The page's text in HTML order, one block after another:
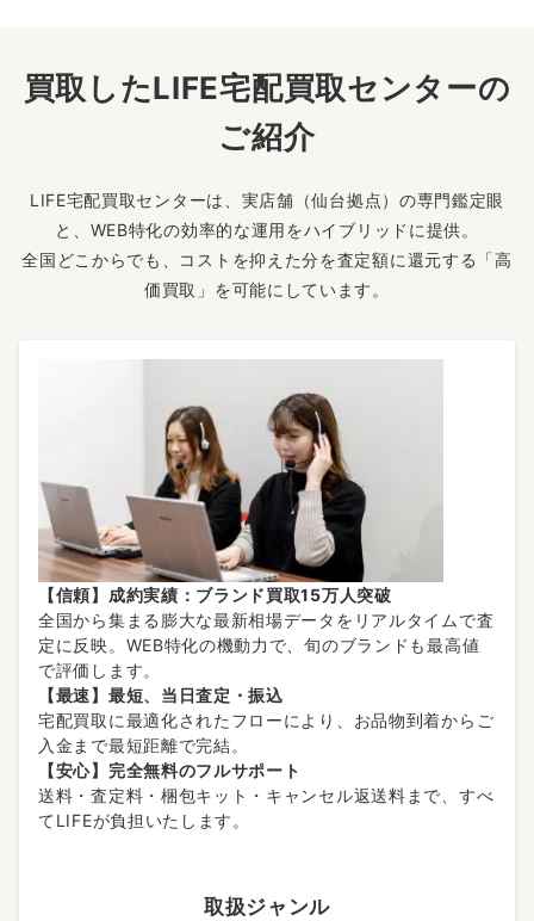
買取したLIFE宅配買取センターの
ご紹介
LIFE宅配買取センターは、実店舗（仙台拠点）の専門鑑定眼
と、WEB特化の効率的な運用をハイブリッドに提供。
全国どこからでも、コストを抑えた分を査定額に還元する「高
価買取」を可能にしています。
【信頼】成約実績：ブランド買取15万人突破
全国から集まる膨大な最新相場データをリアルタイムで査
定に反映。WEB特化の機動力で、旬のブランドも最高値
で評価します。
【最速】最短、当日査定・振込
宅配買取に最適化されたフローにより、お品物到着からご
入金まで最短距離で完結。
【安心】完全無料のフルサポート
送料・査定料・梱包キット・キャンセル返送料まで、すべ
てLIFEが負担いたします。
取扱ジャンル